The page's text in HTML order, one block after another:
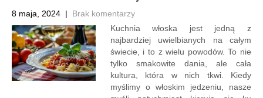
8 maja, 2024 | Brak komentarzy
Kuchnia włoska jest jedną z
najbardziej uwielbianych na całym
świecie, i to z wielu powodów. To nie
tylko smakowite dania, ale cała
kultura, która w nich tkwi. Kiedy
myślimy o włoskim jedzeniu, nasze